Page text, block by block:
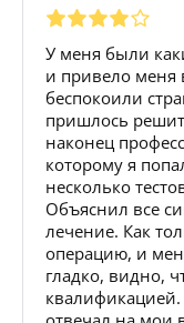
У меня были
и привело меня
беспокоили
пришлось
наконец
которому я
несколько
Объяснил все
лечение. Как
операцию, и
гладко, видно,